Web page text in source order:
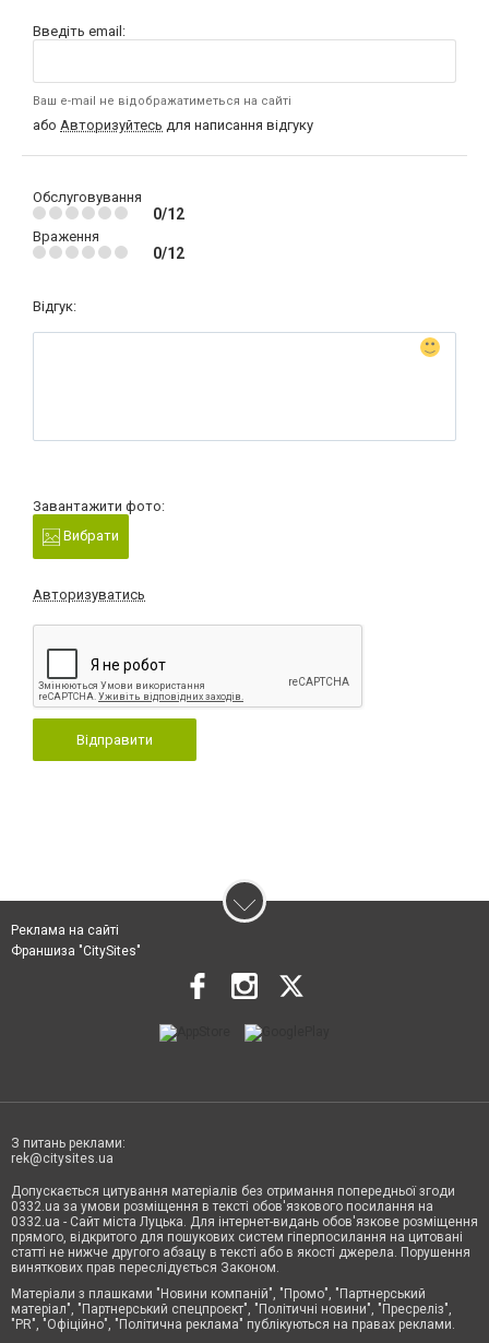
Введіть email:
Ваш e-mail не відображатиметься на сайті
або Авторизуйтесь для написання відгуку
Обслуговування
0/12
Враження
0/12
Відгук:
Завантажити фото:
Вибрати
Авторизуватись
Відправити
Реклама на сайті
Франшиза "CitySites"
З питань реклами:
rek@citysites.ua
Допускається цитування матеріалів без отримання попередньої згоди
0332.ua за умови розміщення в тексті обов'язкового посилання на
0332.ua - Сайт міста Луцька. Для інтернет-видань обов'язкове розміщення
прямого, відкритого для пошукових систем гіперпосилання на цитовані
статті не нижче другого абзацу в тексті або в якості джерела. Порушення
виняткових прав переслідується Законом.
Матеріали з плашками "Новини компаній", "Промо", "Партнерський
матеріал", "Партнерський спецпроєкт", "Політичні новини", "Пресреліз",
"PR", "Офіційно", "Політична реклама" публікуються на правах реклами.